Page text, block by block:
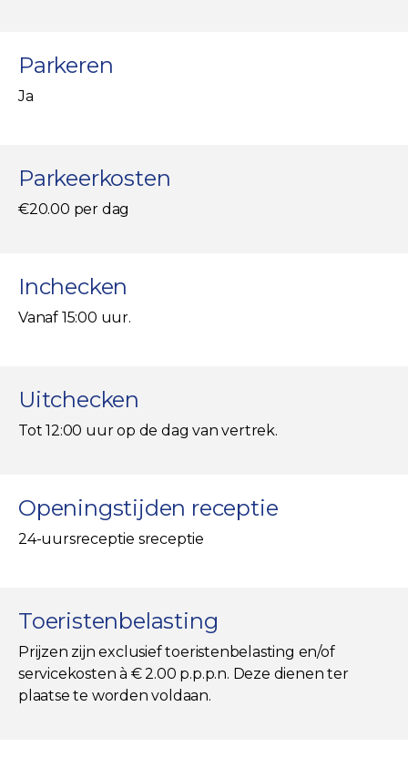
Parkeren
Ja
Parkeerkosten
€20.00 per dag
Inchecken
Vanaf 15:00 uur.
Uitchecken
Tot 12:00 uur op de dag van vertrek.
Openingstijden receptie
24-uursreceptie sreceptie
Toeristenbelasting
Prijzen zijn exclusief toeristenbelasting en/of
servicekosten à € 2.00 p.p.p.n. Deze dienen ter
plaatse te worden voldaan.